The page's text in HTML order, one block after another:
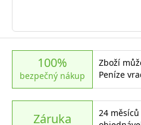
100%
bezpečný nákup
Zboží
Peníze
Záruka
24